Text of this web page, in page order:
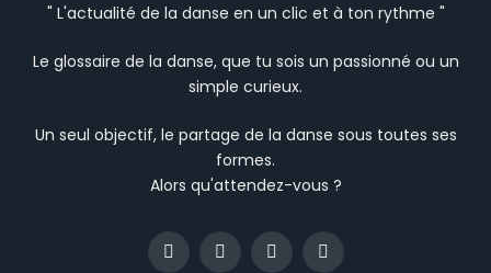
" L'actualité de la danse en un clic et à ton rythme "
Le glossaire de la danse, que tu sois un passionné ou un
simple curieux.
Un seul objectif, le partage de la danse sous toutes ses
formes.
Alors qu'attendez-vous ?
FacebookInstagramYouTubeTikTok